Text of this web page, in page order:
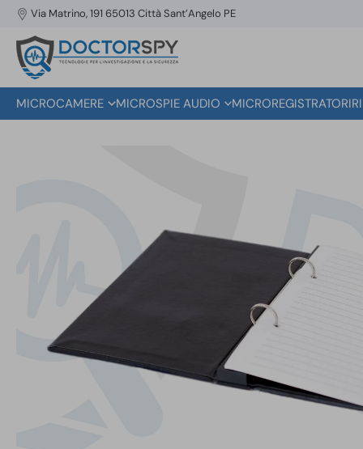
Via Matrino, 191 65013 Città Sant’Angelo PE
MICROCAMERE MICROSPIE AUDIO MICROREGISTRATORI